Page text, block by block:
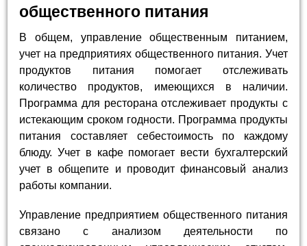
общественного питания
В общем, управление общественным питанием,
учет на предприятиях общественного питания. Учет
продуктов питания помогает отслеживать
количество продуктов, имеющихся в наличии.
Программа для ресторана отслеживает продукты с
истекающим сроком годности. Программа продукты
питания составляет себестоимость по каждому
блюду. Учет в кафе помогает вести бухгалтерский
учет в общепите и проводит финансовый анализ
работы компании.
Управление предприятием общественного питания
связано с анализом деятельности по